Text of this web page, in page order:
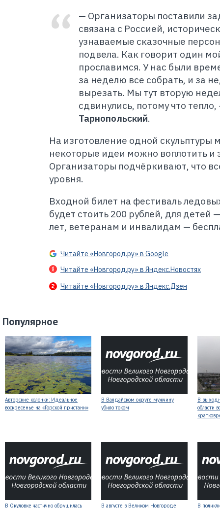
— Организаторы поставили
связана с Россией,
узнаваемые сказочные
подвела. Как говорит один
прославимся. У нас были
за неделю все собрать, и за
вырезать. Мы тут вторую
сдвинулись, потому что
Тарнопольский.
На изготовление одной скульптуры
некоторые идеи можно воплотить и
Организаторы подчёркивают, что
уровня.
Входной билет на фестиваль
будет стоить 200 рублей, для детей
лет, ветеранам и инвалидам —
Читайте «Новгород.ру» в Google
Читайте «Новгород.ру» в Яндекс.Новостях
Читайте «Новгород.ру» в Яндекс.Дзен
Популярное
Авторские колонки: Идеальное
воскресенье на «Горской пристани»
В Валдайском округе мужчину
убило током
В
области
В Окуловке частично обрушилась
В августе в Великом Новгороде
В